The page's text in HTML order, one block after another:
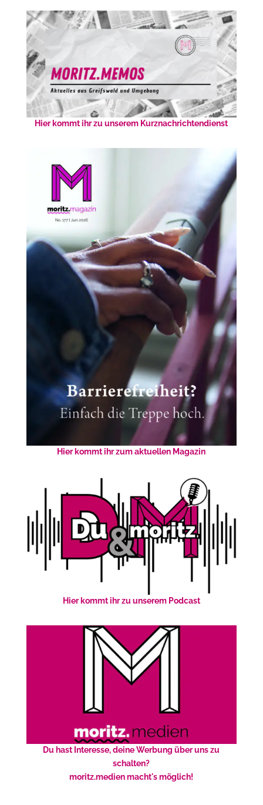
Hier kommt ihr zu unserem Kurznachrichtendienst
Hier kommt ihr zum aktuellen Magazin
Hier kommt ihr zu unserem Podcast
Du hast Interesse, deine Werbung über uns zu
schalten?
moritz.medien macht's möglich!